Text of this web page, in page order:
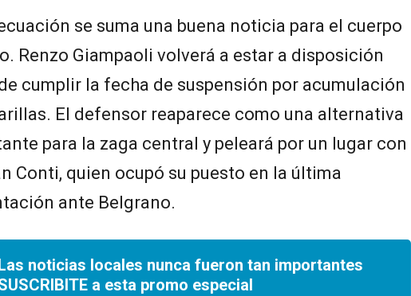
se suma una buena noticia para el cuerpo
Renzo Giampaoli volverá a estar a disposición
cumplir la fecha de suspensión por acumulación
El defensor reaparece como una alternativa
para la zaga central y peleará por un lugar con
Conti, quien ocupó su puesto en la última
ante Belgrano.
noticias locales nunca fueron tan importantes
a esta promo especial